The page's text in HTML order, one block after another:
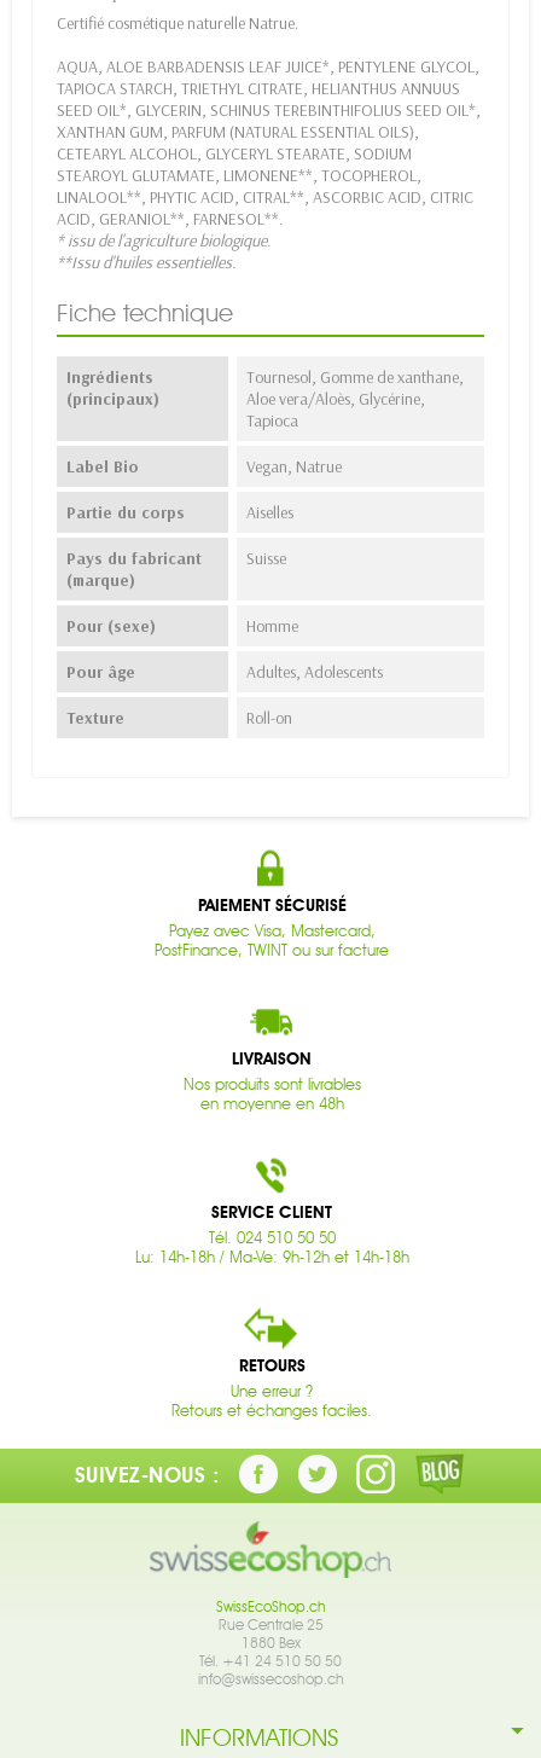
Certifié cosmétique naturelle Natrue.
AQUA, ALOE BARBADENSIS LEAF JUICE*, PENTYLENE GLYCOL,
TAPIOCA STARCH, TRIETHYL CITRATE, HELIANTHUS ANNUUS
SEED OIL*, GLYCERIN, SCHINUS TEREBINTHIFOLIUS SEED OIL*,
XANTHAN GUM, PARFUM (NATURAL ESSENTIAL OILS),
CETEARYL ALCOHOL, GLYCERYL STEARATE, SODIUM
STEAROYL GLUTAMATE, LIMONENE**, TOCOPHEROL,
LINALOOL**, PHYTIC ACID, CITRAL**, ASCORBIC ACID, CITRIC
ACID, GERANIOL**, FARNESOL**.
* issu de l'agriculture biologique.
**Issu d'huiles essentielles.
Fiche technique
Ingrédients
(principaux)
Tournesol, Gomme de xanthane,
Aloe vera/Aloès, Glycérine,
Tapioca
Label Bio Vegan, Natrue
Partie du corps Aiselles
Pays du fabricant
(marque)
Suisse
Pour (sexe) Homme
Pour âge Adultes, Adolescents
Texture Roll-on
PAIEMENT SÉCURISÉ
Payez avec Visa, Mastercard,
PostFinance, TWINT ou sur facture
LIVRAISON
Nos produits sont livrables
en moyenne en 48h
SERVICE CLIENT
Tél. 024 510 50 50
Lu: 14h-18h / Ma-Ve: 9h-12h et 14h-18h
RETOURS
Une erreur ?
Retours et échanges faciles.
SUIVEZ-NOUS :
SwissEcoShop.ch
Rue Centrale 25
1880 Bex
Tél. +41 24 510 50 50
info@swissecoshop.ch
INFORMATIONS